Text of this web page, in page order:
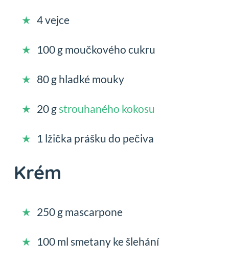
4 vejce
100 g moučkového cukru
80 g hladké mouky
20 gstrouhaného kokosu
1 lžička prášku do pečiva
Krém
250 g mascarpone
100 ml smetany ke šlehání